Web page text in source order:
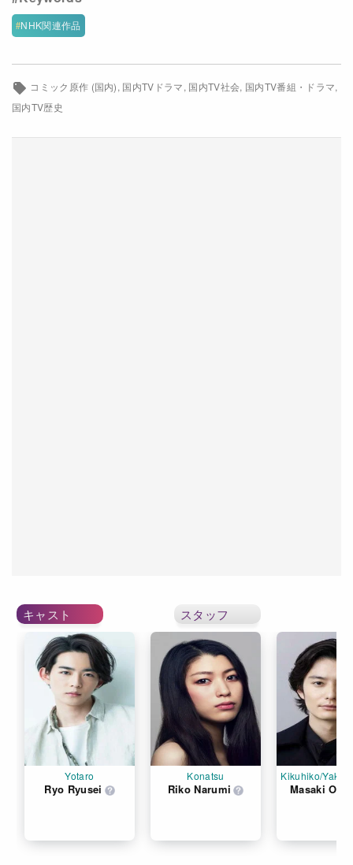
ネットワーク
NHK関連作品
コミック原作 (国内) 国内TVドラマ 国内TV社会 国内TV番組・ドラマ
国内TV歴史
キャスト スタッフ
Yotaro
Ryo Ryusei
Konatsu
Riko Narumi
Kikuhiko/
Masaki